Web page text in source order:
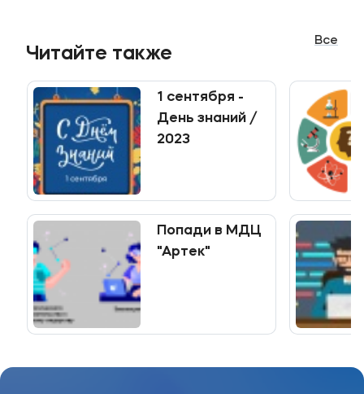
Читайте также
Все
1 сентября -
День знаний /
2023
Попади в МДЦ
"Артек"